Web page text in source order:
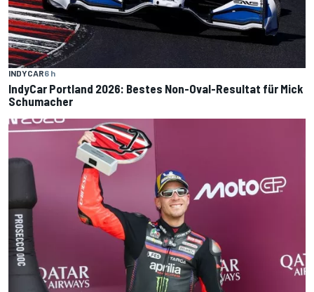
INDYCAR6 h
IndyCar Portland 2026: Bestes Non-Oval-Resultat für Mick
Schumacher